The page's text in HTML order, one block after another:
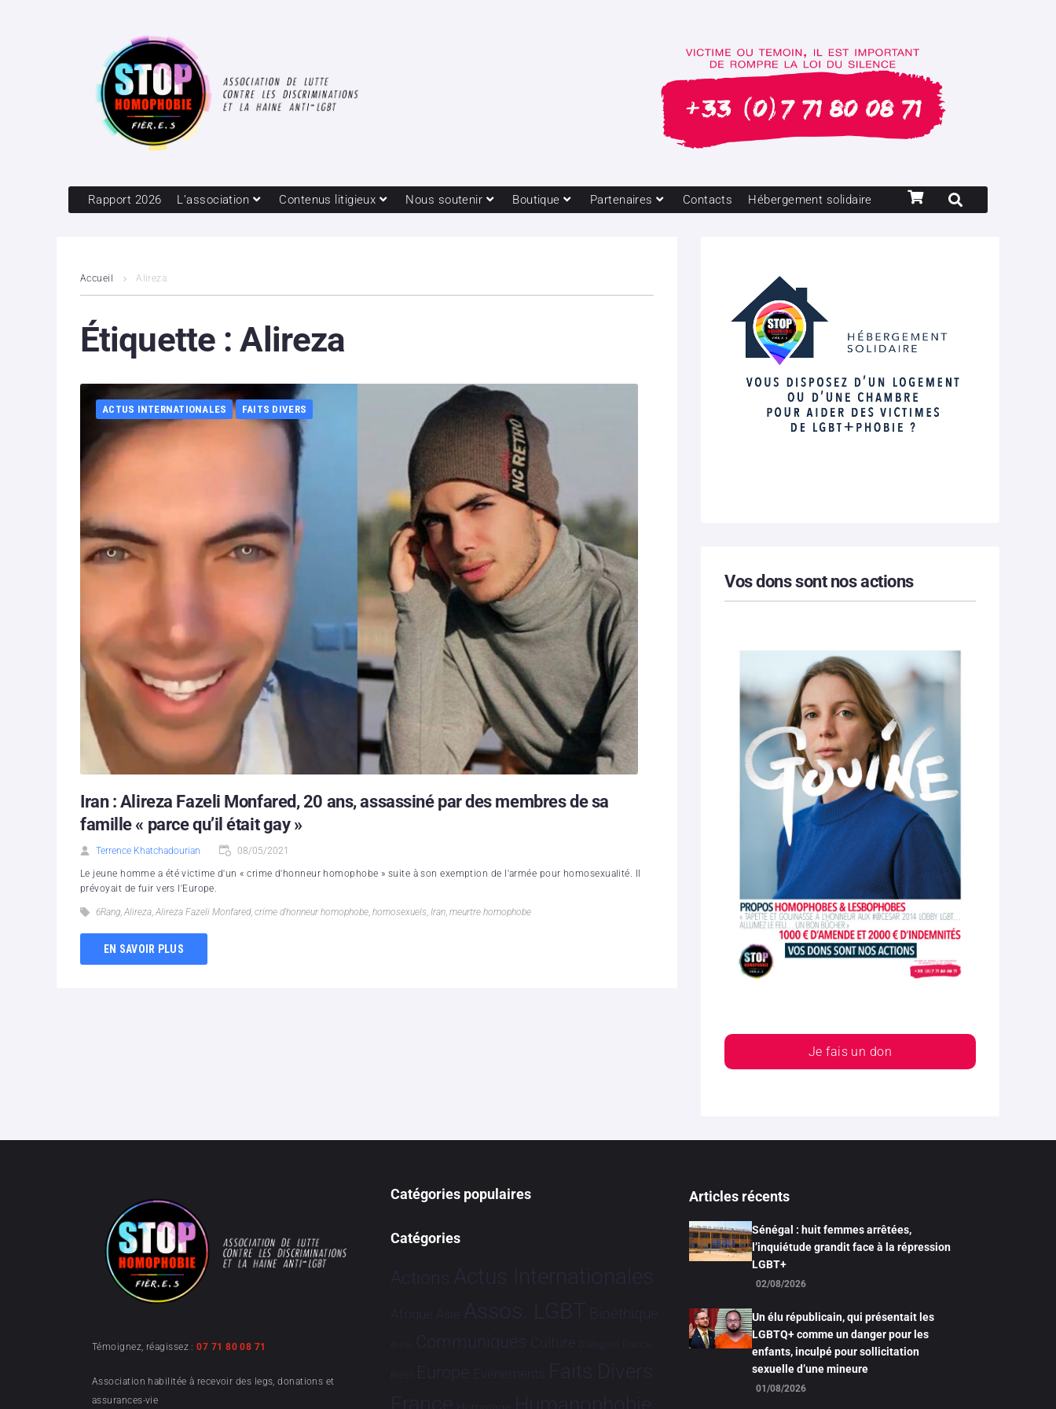
Rapport 2026 L’association Contenus litigieux Nous soutenir Boutique Partenaires Contacts Hébergement solidaire
Accueil Alireza
Étiquette :Alireza
ACTUS INTERNATIONALES FAITS DIVERS
Iran : Alireza Fazeli Monfared, 20 ans, assassiné par des membres de sa
famille « parce qu’il était gay »
Terrence Khatchadourian 08/05/2021
Le jeune homme a été victime d'un « crime d'honneur homophobe » suite à son exemption de l'armée pour homosexualité. Il
prévoyait de fuir vers l'Europe.
6Rang, Alireza, Alireza Fazeli Monfared, crime d'honneur homophobe, homosexuels, Iran, meurtre homophobe
EN SAVOIR PLUS
Vos dons sont nos actions
Je fais un don
Témoignez, réagissez :07 71 80 08 71
Association habilitée à recevoir des legs, donations et
assurances-vie
Catégories populaires
Catégories
Actions Actus Internationales
Afrique Asie Assos. LGBT Bioéthique
Brève Communiqués Culture Dialogues France-
Brésil Europe Evénements Faits Divers
Humanophobie
Articles récents
Sénégal : huit femmes arrêtées,
l’inquiétude grandit face à la répression
LGBT+
02/08/2026
Un élu républicain, qui présentait les
LGBTQ+ comme un danger pour les
enfants, inculpé pour sollicitation
sexuelle d’une mineure
01/08/2026